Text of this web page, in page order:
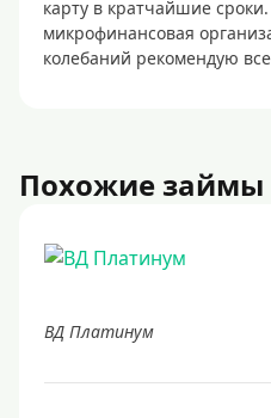
карту в кратчайшие
микрофинансовая
колебаний рекомендую
Похожие займы
ВД Платинум